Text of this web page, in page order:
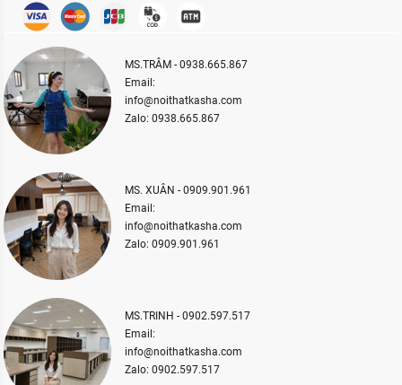
MS.TRÂM - 0938.665.867
Email:
info@noithatkasha.com
Zalo: 0938.665.867
MS. XUÂN - 0909.901.961
Email:
info@noithatkasha.com
Zalo: 0909.901.961
MS.TRINH - 0902.597.517
Email:
info@noithatkasha.com
Zalo: 0902.597.517